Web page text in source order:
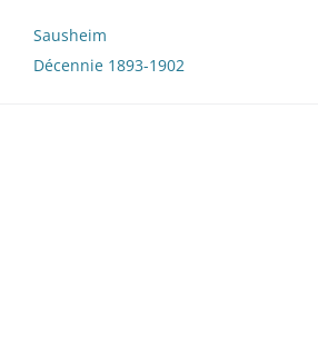
Sausheim
Décennie 1893-1902